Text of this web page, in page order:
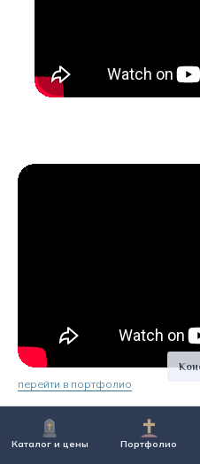
Каталог и цены Портфолио
перейти в портфолио